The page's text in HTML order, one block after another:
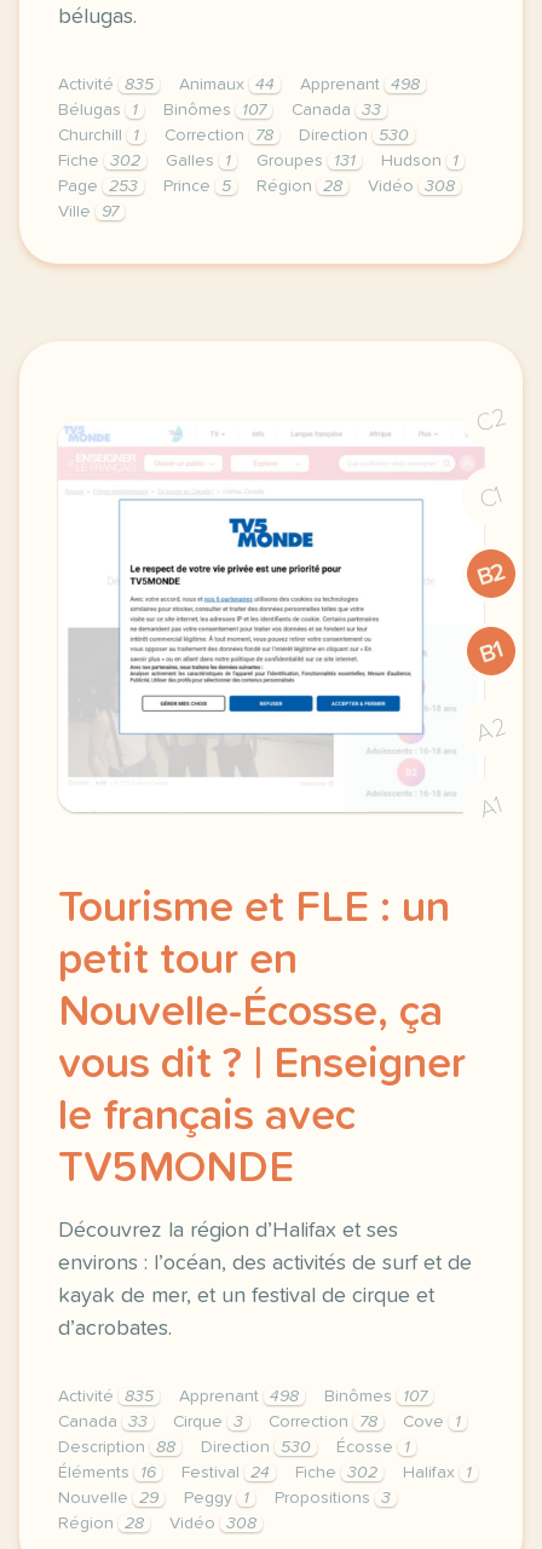
bélugas.
Activité 835 Animaux 44 Apprenant
498
Bélugas
1 Binômes 107 Canada
33
Churchill
1 Correction 78 Direction
530
Fiche
302 Galles 1 Groupes 131 Hudson
1
Page
253 Prince 5 Région 28 Vidéo
308
Ville
97
didomi host didomi components button cursor
C2
C1
B2
B1
A2
A1
Tourisme et FLE : un
petit tour en
Nouvelle-Écosse, ça
vous dit ? | Enseigner
le français avec
TV5MONDE
Découvrez la région d’Halifax et ses
environs : l’océan, des activités de surf et de
kayak de mer, et un festival de cirque et
d’acrobates.
Activité 835 Apprenant 498 Binômes
107
Canada
33 Cirque 3 Correction 78 Cove
1
Description
88 Direction 530 Écosse
1
Éléments
16 Festival 24 Fiche 302 Halifax
1
Nouvelle
29 Peggy 1 Propositions
3
Région
28 Vidéo 308